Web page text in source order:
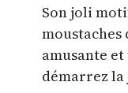
Son joli
moustaches
amusante
démarrez la